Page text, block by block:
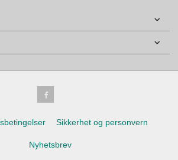
Sikkerhet og personvern
Nyhetsbrev